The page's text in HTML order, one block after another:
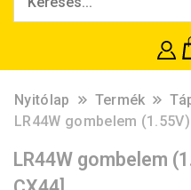
Nyitólap Termék
LR44W gombelem
LR44W gombelem